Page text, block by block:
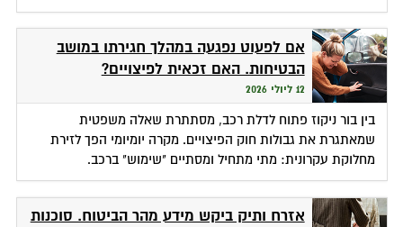
אם לפעוט נפגעה במהלך חגירתו במושב
הבטיחות. האם זכאית לפיצויים?
12 ליולי 2026
בין בור ניקוז פתוח לדלת רכב, מסתתרת שאלה משפטית
שמאתגרת את גבולות חוק הפיצויים. מקרה יומיומי הפך לזירת
מחלוקת עקרונית: מתי מתחיל ומסתיים "שימוש" ברכב.
אזרח ותיק ביקש מידע מהר הביטוח. סוכנות